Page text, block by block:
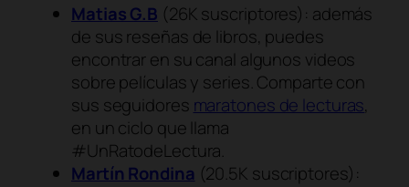
Matias G.B (26K suscriptores): además
de sus reseñas de libros, puedes
encontrar en su canal algunos videos
sobre películas y series. Comparte con
sus seguidores maratones de lecturas,
en un ciclo que llama
#UnRatodeLectura.
Martín Rondina (20.5K suscriptores):